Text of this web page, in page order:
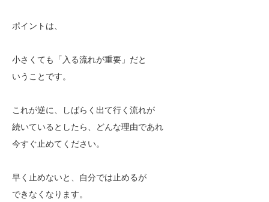
ポイントは、
小さくても「入る流れが重要」だと
いうことです。
これが逆に、しばらく出て行く流れが
続いているとしたら、どんな理由であれ
今すぐ止めてください。
早く止めないと、自分では止めるが
できなくなります。